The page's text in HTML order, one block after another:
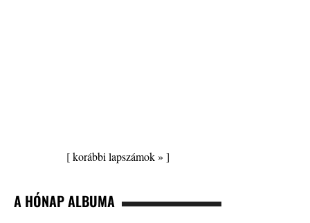
[korábbi lapszámok » ]
A HÓNAP ALBUMA